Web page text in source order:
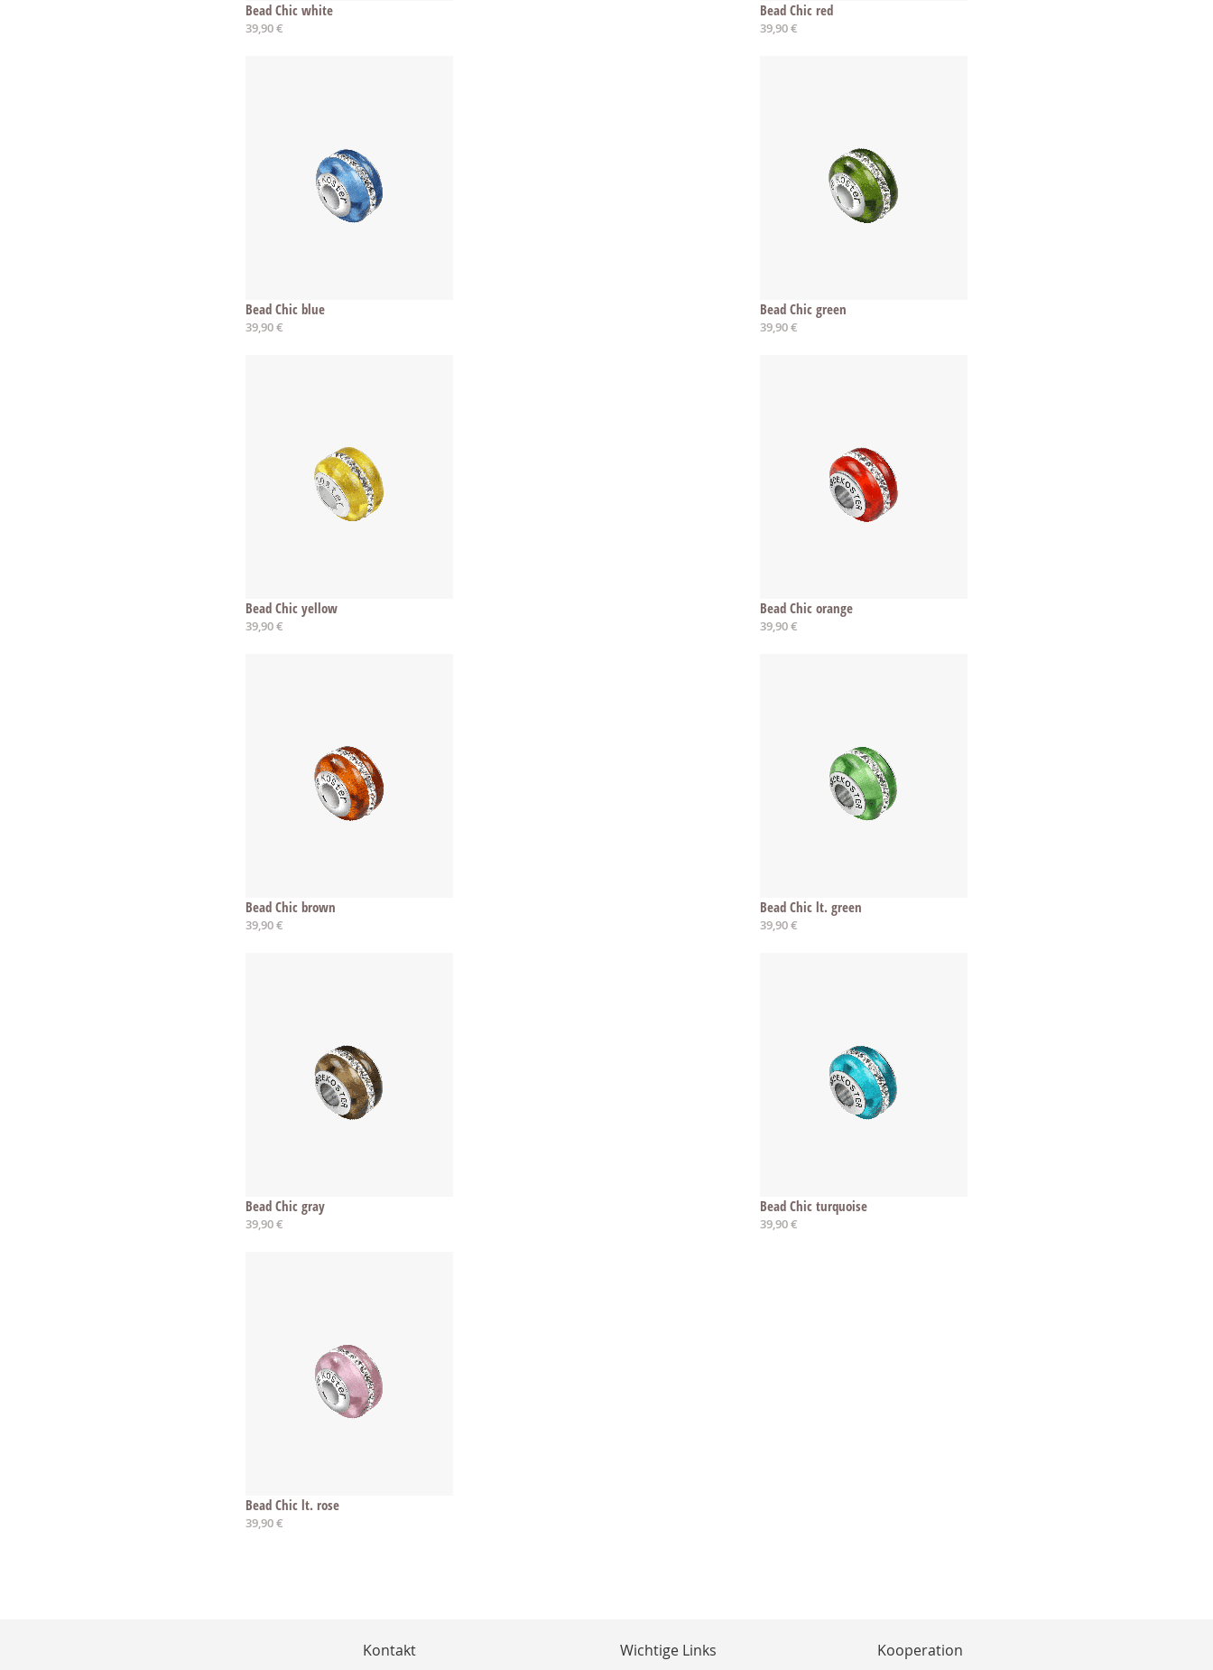
Bead Chic white
39,90 €
Bead Chic red
39,90 €
Bead Chic blue
39,90 €
Bead Chic green
39,90 €
Bead Chic yellow
39,90 €
Bead Chic orange
39,90 €
Bead Chic brown
39,90 €
Bead Chic lt. green
39,90 €
Bead Chic gray
39,90 €
Bead Chic turquoise
39,90 €
Bead Chic lt. rose
39,90 €
Kontakt Wichtige Links Kooperation